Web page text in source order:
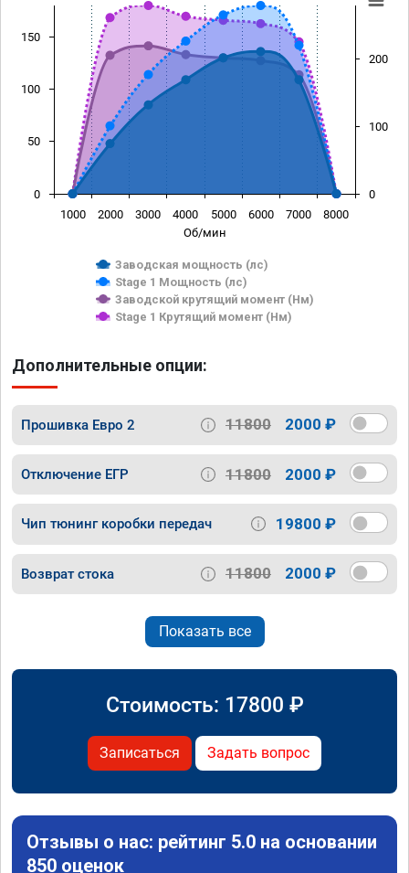
Об/мин
Заводская мощность (лс)
Stage 1 Мощность (лс)
Заводской крутящий момент (Нм)
Stage 1 Крутящий момент (Нм)
1000 2000 3000 4000 5000 6000 7000 8000
0
50
100
150
0
100
200
Дополнительные опции:
Прошивка Евро 2 11800 2000 ₽
Отключение ЕГР 11800 2000 ₽
Чип тюнинг коробки передач 19800 ₽
Возврат стока 11800 2000 ₽
Показать все
Стоимость: 17800 ₽
Записаться Задать вопрос
Отзывы о нас: рейтинг 5.0 на основании
850 оценок